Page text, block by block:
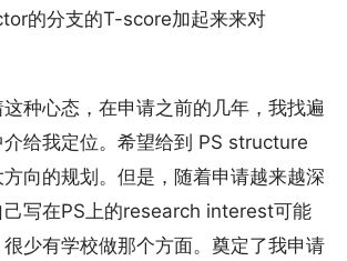
的分支的T-score加起来来对
种心态，在申请之前的几年，我找遍
介给我定位。希望给到 PS structure
向的规划。但是，随着申请越来越深
己写在PS上的research interest可能
少有学校做那个方面。奠定了我申请